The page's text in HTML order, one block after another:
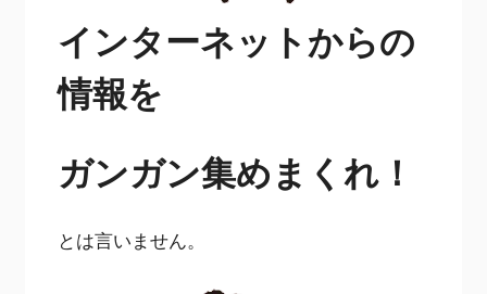
インターネットからの
情報を
ガンガン集めまくれ！
とは言いません。